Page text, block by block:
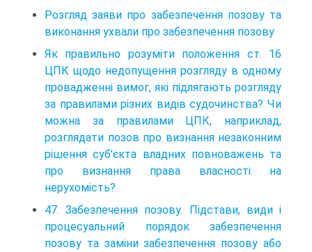
Розгляд заяви про забезпечення позову та
виконання ухвали про забезпечення позову
Як правильно розуміти положення ст. 16
ЦПК щодо недопущення розгляду в одному
провадженні вимог, які підлягають розгляду
за правилами різних видів судочинства? Чи
можна за правилами ЦПК, наприклад,
розглядати позов про визнання незаконним
рішення суб'єкта владних повноважень та
про визнання права власності на
нерухомість?
47. Забезпечення позову. Підстави, види і
процесуальний порядок забезпечення
позову та заміни забезпечення позову або